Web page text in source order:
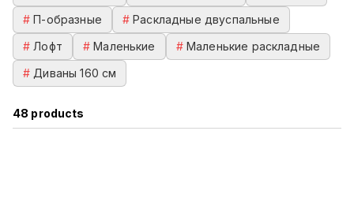
#П-образные #Раскладные двуспальные
# Лофт #Маленькие # Маленькие раскладные
# Диваны 160 см
48 products